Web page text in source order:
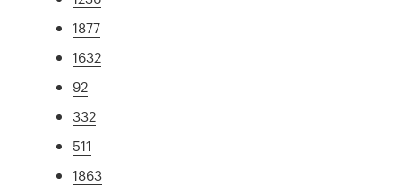
1877
1632
92
332
511
1863